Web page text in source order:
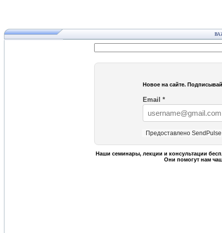
Новое на сайте.
Email *
Предоставлено SendPulse
Наши семинары, лекции и консультации
Они помогут нам